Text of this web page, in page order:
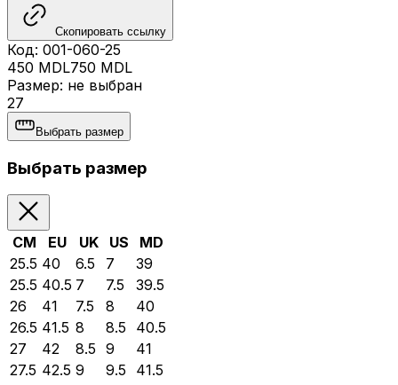
Скопировать ссылку
Код: 001-060-25
450 MDL750 MDL
Размер: не выбран
27
Выбрать размер
Выбрать размер
CM EU UK US
MD
25.5 40 6.5 7
39
25.5 40.5 7 7.5
39.5
26
41 7.5 8
40
26.5 41.5 8 8.5
40.5
27
42 8.5 9
41
27.5 42.5 9 9.5
41.5